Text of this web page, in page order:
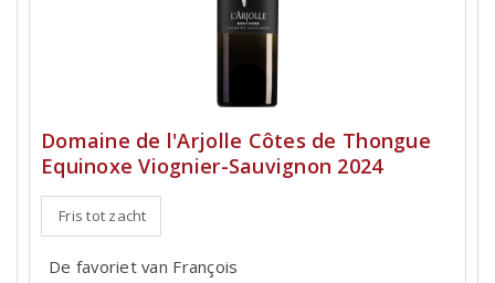
Domaine de l'Arjolle Côtes de Thongue
Equinoxe Viognier-Sauvignon 2024
Fris tot zacht
De favoriet van François